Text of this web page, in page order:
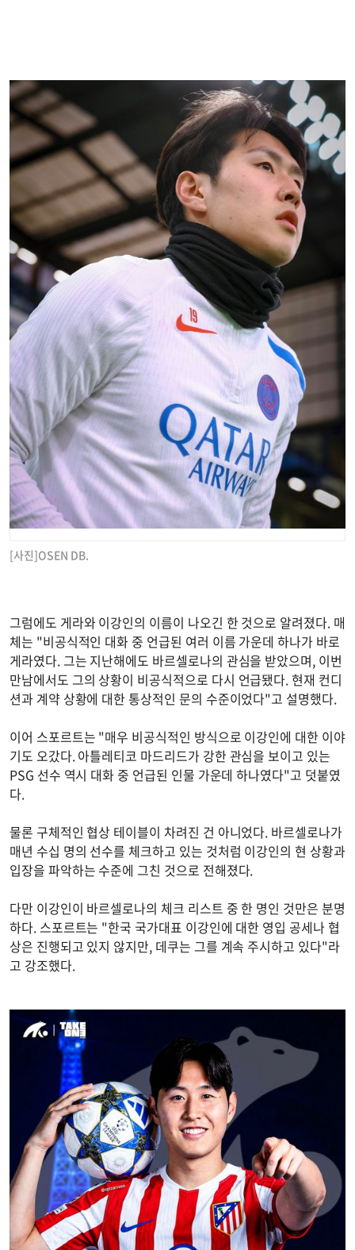
[사진]OSEN DB.
그럼에도 게라와 이강인의 이름이 나오긴 한 것으로 알려졌다. 매
체는 "비공식적인 대화 중 언급된 여러 이름 가운데 하나가 바로
게라였다. 그는 지난해에도 바르셀로나의 관심을 받았으며, 이번
만남에서도 그의 상황이 비공식적으로 다시 언급됐다. 현재 컨디
션과 계약 상황에 대한 통상적인 문의 수준이었다"고 설명했다.
이어 스포르트는 "매우 비공식적인 방식으로 이강인에 대한 이야
기도 오갔다. 아틀레티코 마드리드가 강한 관심을 보이고 있는
PSG 선수 역시 대화 중 언급된 인물 가운데 하나였다"고 덧붙였
다.
물론 구체적인 협상 테이블이 차려진 건 아니었다. 바르셀로나가
매년 수십 명의 선수를 체크하고 있는 것처럼 이강인의 현 상황과
입장을 파악하는 수준에 그친 것으로 전해졌다.
다만 이강인이 바르셀로나의 체크 리스트 중 한 명인 것만은 분명
하다. 스포르트는 "한국 국가대표 이강인에 대한 영입 공세나 협
상은 진행되고 있지 않지만, 데쿠는 그를 계속 주시하고 있다"라
고 강조했다.